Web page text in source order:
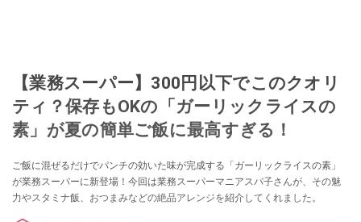
【業務スーパー】300円以下でこのクオリ
ティ？保存もOKの「ガーリックライスの
素」が夏の簡単ご飯に最高すぎる！
ご飯に混ぜるだけでパンチの効いた味が完成する「ガーリックライスの素」
が業務スーパーに新登場！今回は業務スーパーマニアスパ子さんが、その魅
力やスタミナ飯、おつまみなどの絶品アレンジを紹介してくれました。